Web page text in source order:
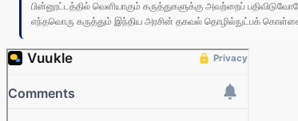
பின்னூட்டத்தில் வெளியாகும் கருத்துகளுக்கு அவற்றைப்
எந்தவொரு கருத்தும் இந்திய அரசின் தகவல் தொழில்நுட்பக்